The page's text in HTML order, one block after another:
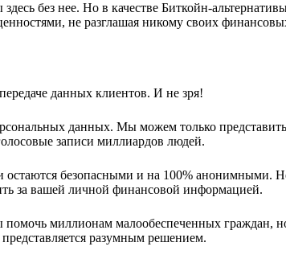
без нее. Но в качестве Биткойн-
не разглашая никому своих
данных клиентов. И не зря!
данных. Мы можем только
записи миллиардов людей.
остаются безопасными и на 100% анонимными.
за вашей личной финансовой информацией.
миллионам малообеспеченных граждан,
разумным решением.